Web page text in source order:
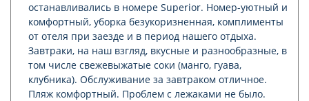
останавливались в номере Superior. Номер-уютный и
комфортный, уборка безукоризненная, комплименты
от отеля при заезде и в период нашего отдыха.
Завтраки, на наш взгляд, вкусные и разнообразные, в
том числе свежевыжатые соки (манго, гуава,
клубника). Обслуживание за завтраком отличное.
Пляж комфортный. Проблем с лежаками не было.